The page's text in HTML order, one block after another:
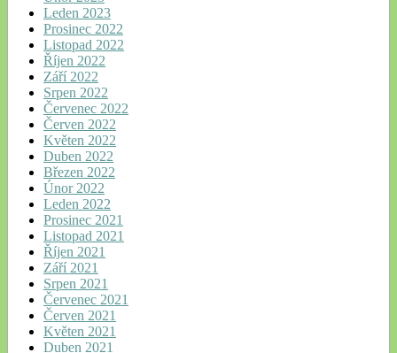
Leden 2023
Prosinec 2022
Listopad 2022
Říjen 2022
Září 2022
Srpen 2022
Červenec 2022
Červen 2022
Květen 2022
Duben 2022
Březen 2022
Únor 2022
Leden 2022
Prosinec 2021
Listopad 2021
Říjen 2021
Září 2021
Srpen 2021
Červenec 2021
Červen 2021
Květen 2021
Duben 2021